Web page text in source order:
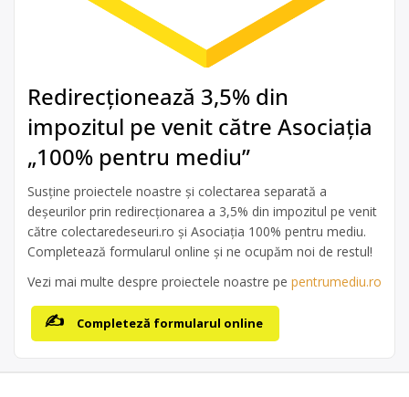
Redirecționează 3,5% din
impozitul pe venit către Asociația
„100% pentru mediu”
Susține proiectele noastre și colectarea separată a
deșeurilor prin redirecționarea a 3,5% din impozitul pe venit
către colectaredeseuri.ro și Asociația 100% pentru mediu.
Completează formularul online și ne ocupăm noi de restul!
Vezi mai multe despre proiectele noastre pe pentrumediu.ro
Completeză formularul online